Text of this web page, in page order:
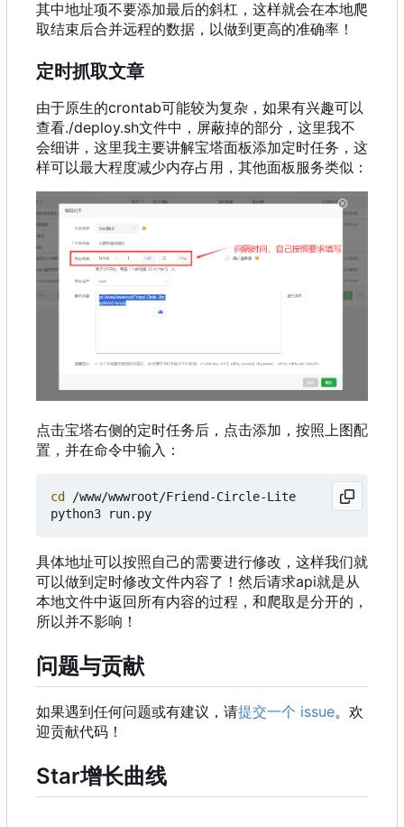
其中地址项不要添加最后的斜杠，这样就会在本地爬
取结束后合并远程的数据，以做到更高的准确率！
定时抓取文章
由于原生的crontab可能较为复杂，如果有兴趣可以
查看./deploy.sh文件中，屏蔽掉的部分，这里我不
会细讲，这里我主要讲解宝塔面板添加定时任务，这
样可以最大程度减少内存占用，其他面板服务类似：
点击宝塔右侧的定时任务后，点击添加，按照上图配
置，并在命令中输入：
cd /www/wwwroot/Friend-Circle-Lite
具体地址可以按照自己的需要进行修改，这样我们就
可以做到定时修改文件内容了！然后请求api就是从
本地文件中返回所有内容的过程，和爬取是分开的，
所以并不影响！
问题与贡献
如果遇到任何问题或有建议，请提交一个 issue。欢
迎贡献代码！
Star增长曲线